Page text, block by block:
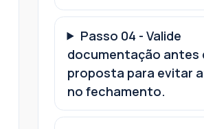
Passo 04 - Valide
documentação antes
proposta para evitar
no fechamento.